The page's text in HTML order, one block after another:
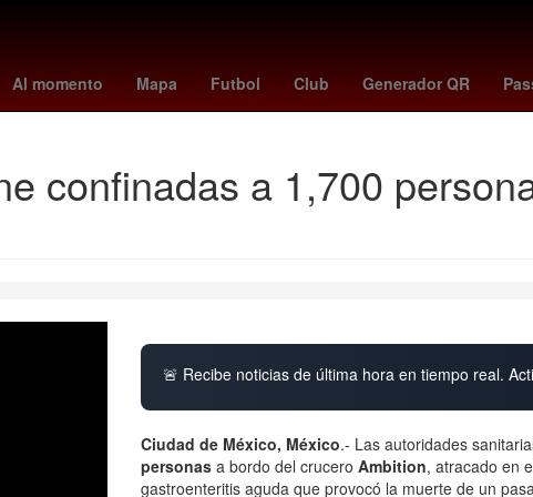
Al momento Mapa Futbol Club Generador QR
Max Verstappen sabalenka 27 de marzo pelicans - jazz
confinadas a 1,700
🚨 Recibe noticias de última hora en tiempo real.
Ciudad de México, México.- Las autoridades
personas a bordo del crucero Ambition, atracado en
gastroenteritis aguda que provocó la muerte de un